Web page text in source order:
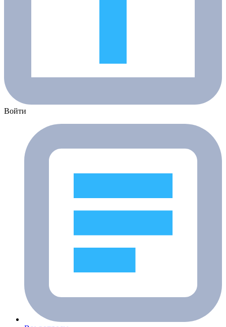
Войти